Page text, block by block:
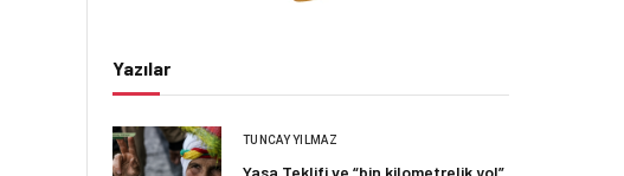
Yazılar
TUNCAY YILMAZ
Yasa Teklifi ve “bin kilometrelik yol”